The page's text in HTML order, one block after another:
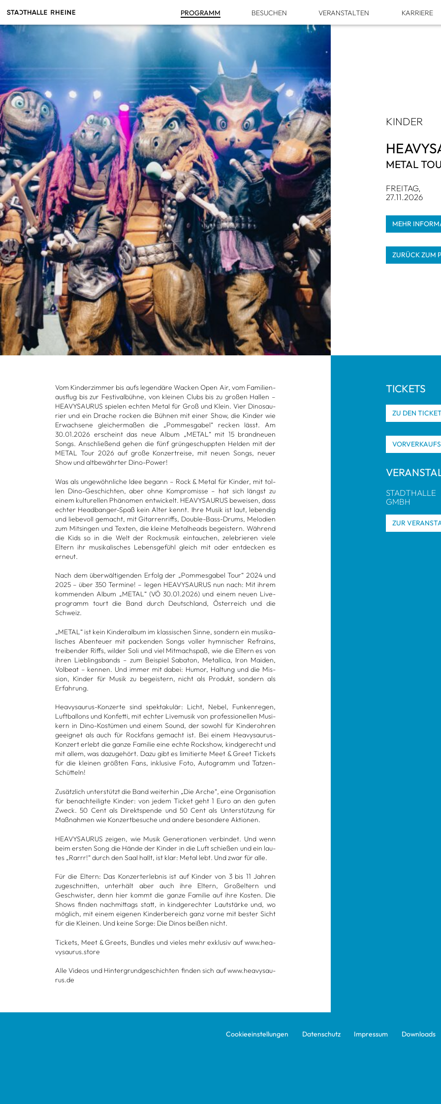
PRO­GRAMM BESU­CHEN VER­AN­STAL­TEN KAR­RIERE
KIN­DER
METAL
FREI­TAG,
27.11.2026
MEHR
ZURÜCK ZUM
Vom Kin­der­zim­mer bis aufs legen­däre Wacken Open Air, vom Fami­li­en­
aus­flug bis zur Fes­ti­val­bühne, von klei­nen Clubs bis zu gro­ßen Hal­len –
HEA­VY­SAU­RUS spie­len ech­ten Metal für Groß und Klein. Vier Dino­sau­
rier und ein Dra­che rocken die Büh­nen mit einer Show, die Kin­der wie
Erwach­sene glei­cher­ma­ßen die „Pom­mes­ga­bel“ recken lässt. Am
30.01.2026 erscheint das neue Album „METAL“ mit 15 brand­neuen
Songs. Anschlie­ßend gehen die fünf grün­ge­schupp­ten Hel­den mit der
METAL Tour 2026 auf große Kon­zert­reise, mit neuen Songs, neuer
Show und alt­be­währ­ter Dino-Power!
Was als unge­wöhn­li­che Idee begann – Rock & Metal für Kin­der, mit tol­
len Dino-Geschich­ten, aber ohne Kom­pro­misse – hat sich längst zu
einem kul­tu­rel­len Phä­no­men ent­wi­ckelt. HEA­VY­SAU­RUS bewei­sen, dass
ech­ter Head­ban­ger-Spaß kein Alter kennt. Ihre Musik ist laut, leben­dig
und lie­be­voll gemacht, mit Gitar­ren­riffs, Dou­ble-Bass-Drums, Melo­dien
zum Mit­sin­gen und Tex­ten, die kleine Metal­heads begeis­tern. Wäh­rend
die Kids so in die Welt der Rock­mu­sik ein­tau­chen, zele­brie­ren viele
Eltern ihr musi­ka­li­sches Lebens­ge­fühl gleich mit oder ent­de­cken es
erneut.
Nach dem über­wäl­ti­gen­den Erfolg der „Pom­mes­ga­bel Tour“ 2024 und
2025 – über 350 Ter­mine! – legen HEA­VY­SAU­RUS nun nach: Mit ihrem
kom­men­den Album „METAL“ (VÖ 30.01.2026) und einem neuen Live­
pro­gramm tourt die Band durch Deutsch­land, Öster­reich und die
Schweiz.
„METAL“ ist kein Kin­der­al­bum im klas­si­schen Sinne, son­dern ein musi­ka­
li­sches Aben­teuer mit packen­den Songs vol­ler hym­ni­scher Refrains,
trei­ben­der Riffs, wil­der Soli und viel Mit­mach­spaß, wie die Eltern es von
ihren Lieb­lings­bands – zum Bei­spiel Saba­ton, Metal­lica, Iron Mai­den,
Vol­beat – ken­nen. Und immer mit dabei: Humor, Hal­tung und die Mis­
sion, Kin­der für Musik zu begeis­tern, nicht als Pro­dukt, son­dern als
Erfah­rung.
Hea­vy­sau­rus-Kon­zerte sind spek­ta­ku­lär: Licht, Nebel, Fun­ken­re­gen,
Luft­bal­lons und Kon­fetti, mit ech­ter Live­mu­sik von pro­fes­sio­nel­len Musi­
kern in Dino-Kos­tü­men und einem Sound, der sowohl für Kin­de­r­oh­ren
geeig­net als auch für Rock­fans gemacht ist. Bei einem Hea­vy­sau­rus-
Kon­zert erlebt die ganze Fami­lie eine echte Rock­show, kind­ge­recht und
mit allem, was dazu­ge­hört. Dazu gibt es limi­tierte Meet & Greet Tickets
für die klei­nen größ­ten Fans, inklu­sive Foto, Auto­gramm und Tat­zen-
Schüt­teln!
Zusätz­lich unter­stützt die Band wei­ter­hin „Die Arche“, eine Orga­ni­sa­tion
für benach­tei­ligte Kin­der: von jedem Ticket geht 1 Euro an den guten
Zweck. 50 Cent als Direkt­spende und 50 Cent als Unter­stüt­zung für
Maß­nah­men wie Kon­zert­be­su­che und andere beson­dere Aktio­nen.
HEA­VY­SAU­RUS zei­gen, wie Musik Gene­ra­tio­nen ver­bin­det. Und wenn
beim ers­ten Song die Hände der Kin­der in die Luft schie­ßen und ein lau­
tes „Rarrr!“ durch den Saal hallt, ist klar: Metal lebt. Und zwar für alle.
Für die Eltern: Das Kon­zert­er­leb­nis ist auf Kin­der von 3 bis 11 Jah­ren
zuge­schnit­ten, unter­hält aber auch ihre Eltern, Groß­el­tern und
Geschwis­ter, denn hier kommt die ganze Fami­lie auf ihre Kos­ten. Die
Shows fin­den nach­mit­tags statt, in kind­ge­rech­ter Laut­stärke und, wo
mög­lich, mit einem eige­nen Kin­der­be­reich ganz vorne mit bes­ter Sicht
für die Klei­nen. Und keine Sorge: Die Dinos bei­ßen nicht.
Tickets, Meet & Greets, Bund­les und vie­les mehr exklu­siv auf www.hea­
vy­sau­rus.store
Alle Videos und Hin­ter­grund­ge­schich­ten fin­den sich auf www.hea­vy­sau­
rus.de
TICKETS
ZU DEN
GMBH
ZUR
Coo­kie­ein­stel­lun­gen Daten­schutz Impres­sum Down­loads